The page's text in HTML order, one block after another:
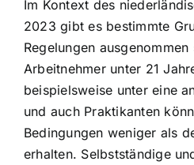
Im Kontext des
2023 gibt es bestimmte
Regelungen
Arbeitnehmer unter 21
beispielsweise unter eine
und auch Praktikanten
Bedingungen weniger als
erhalten. Selbstständige